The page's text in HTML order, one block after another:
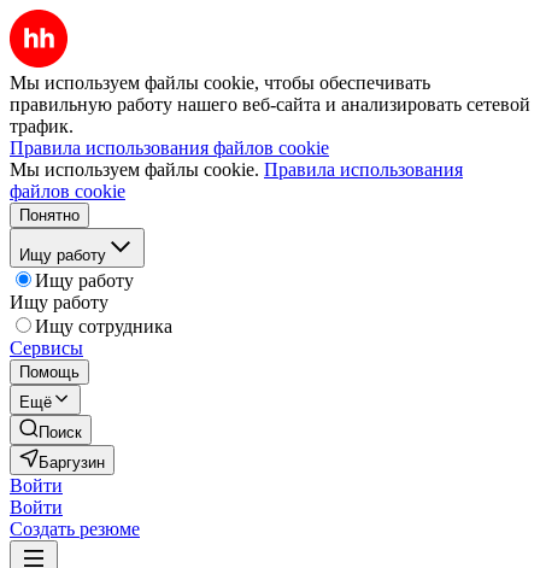
Мы используем файлы cookie, чтобы обеспечивать
правильную работу нашего веб-сайта и анализировать сетевой
трафик.
Правила использования файлов cookie
Мы используем файлы cookie. Правила использования
файлов cookie
Понятно
Ищу работу
Ищу работу
Ищу работу
Ищу сотрудника
Сервисы
Помощь
Ещё
Поиск
Баргузин
Войти
Войти
Создать резюме